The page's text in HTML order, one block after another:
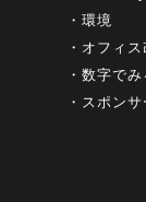
環境
オフィス
数字で
スポン